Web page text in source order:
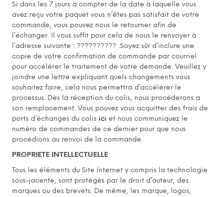
Si dans les 7 jours à compter de la date à laquelle vous
avez reçu votre paquet vous n’êtes pas satisfait de votre
commande, vous pouvez nous le retourner afin de
l’échanger. Il vous suffit pour cela de nous le renvoyer à
l’adresse suivante : ?????????? .Soyez sûr d’inclure une
copie de votre confirmation de commande par courriel
pour accélérer le traitement de votre demande. Veuillez y
joindre une lettre expliquant quels changements vous
souhaitez faire, cela nous permettra d’accélérer le
processus. Dès la réception du colis, nous procéderons a
son remplacement. Vous pouvez vous acquitter des frais de
ports d’échanges du colis ici et nous communiquez le
numéro de commandes de ce dernier pour que nous
procédions au renvoi de la commande.
PROPRIETE INTELLECTUELLE
Tous les éléments du Site Internet y compris la technologie
sous-jacente, sont protégés par le droit d’auteur, des
marques ou des brevets. De même, les marque, logos,